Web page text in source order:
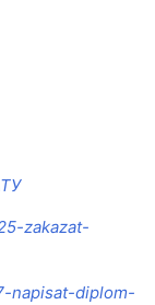
zakazat-
napisat-diplom-